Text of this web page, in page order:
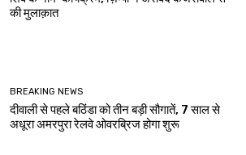
की मुलाक़ात
BREAKING NEWS
दीवाली से पहले बठिंडा को तीन बड़ी सौगातें, 7 साल से
अधूरा अमरपुरा रेलवे ओवरब्रिज होगा शुरू